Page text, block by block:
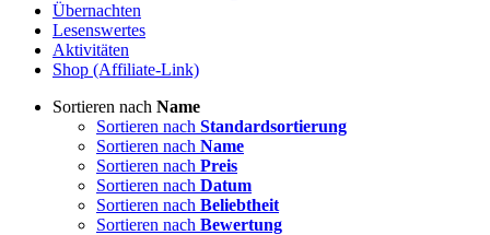
Übernachten
Lesenswertes
Aktivitäten
Shop (Affiliate-Link)
Sortieren nach Name
Sortieren nach Standardsortierung
Sortieren nach Name
Sortieren nach Preis
Sortieren nach Datum
Sortieren nach Beliebtheit
Sortieren nach Bewertung